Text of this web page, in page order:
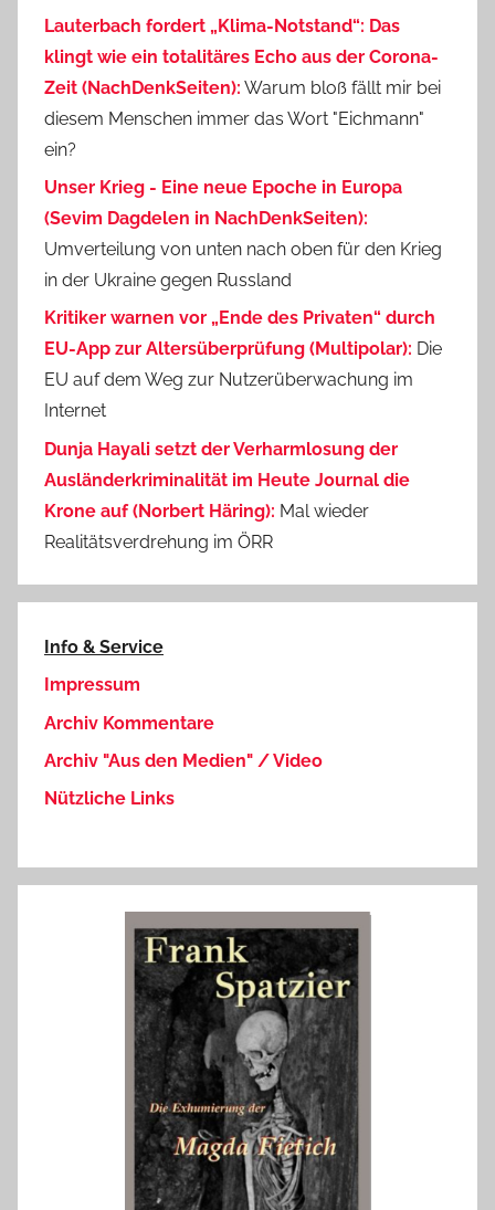
Lauterbach fordert „Klima-Notstand“: Das
klingt wie ein totalitäres Echo aus der Corona-
Zeit (NachDenkSeiten): Warum bloß fällt mir bei
diesem Menschen immer das Wort "Eichmann"
ein?
Unser Krieg - Eine neue Epoche in Europa
(Sevim Dagdelen in NachDenkSeiten):
Umverteilung von unten nach oben für den Krieg
in der Ukraine gegen Russland
Kritiker warnen vor „Ende des Privaten“ durch
EU-App zur Altersüberprüfung (Multipolar): Die
EU auf dem Weg zur Nutzerüberwachung im
Internet
Dunja Hayali setzt der Verharmlosung der
Ausländerkriminalität im Heute Journal die
Krone auf (Norbert Häring): Mal wieder
Realitätsverdrehung im ÖRR
Info & Service
Impressum
Archiv Kommentare
Archiv "Aus den Medien" / Video
Nützliche Links